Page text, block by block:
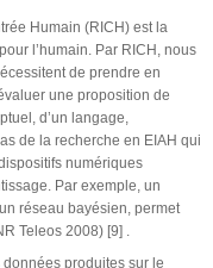
Humain (RICH) est la
l’humain. Par RICH, nous
de prendre en
une proposition de
d’un langage,
de la recherche en EIAH qui
numériques
Par exemple, un
réseau bayésien, permet
Teleos 2008) [9] .
produites sur le